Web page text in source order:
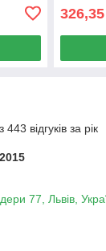
326,35
відгуків за рік
77, Львів,